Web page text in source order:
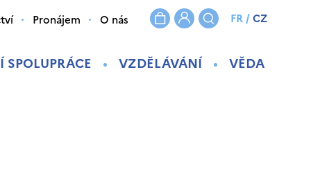
SPOLUPRÁCE VZDĚLÁVÁNÍ VĚDA
Pronájem O nás FR/CZ